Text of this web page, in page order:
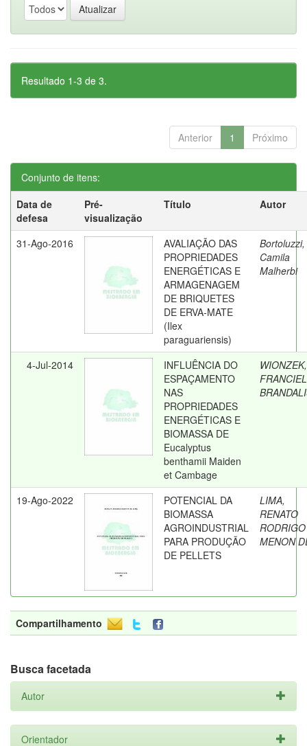
Resultado 1-3 de 3.
Anterior 1 Próximo
Conjunto de itens:
Data de
defesa
Pré-
visualização
Título Autor
31-Ago-2016
AVALIAÇÃO DAS
PROPRIEDADES
ENERGÉTICAS E
ARMAGENAGEM
DE BRIQUETES
DE ERVA-MATE
(Ilex
paraguariensis)
Bortoluzzi,
Camila
Malherbi
4-Jul-2014
INFLUÊNCIA DO
ESPAÇAMENTO
NAS
PROPRIEDADES
ENERGÉTICAS E
BIOMASSA DE
Eucalyptus
benthamii Maiden
et Cambage
WIONZEK,
19-Ago-2022
POTENCIAL DA
BIOMASSA
AGROINDUSTRIAL
PARA PRODUÇÃO
DE PELLETS
LIMA,
RENATO
RODRIGO
MENON
Compartilhamento
Busca facetada
Autor
Orientador